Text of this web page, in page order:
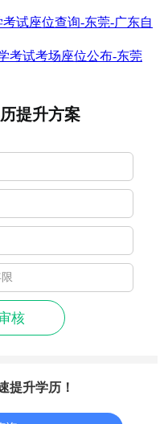
考试座位查询-东莞-广东自
考试考场座位公布-东莞
提升方案
核
提升学历！